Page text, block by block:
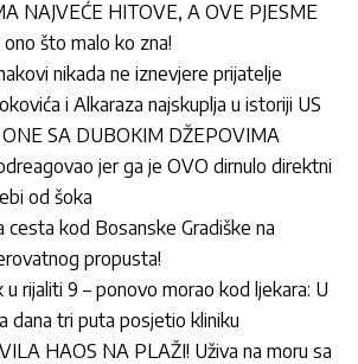
NAJVEĆE HITOVE, A OVE PJESME
što malo ko zna!
nikada ne iznevjere prijatelje
i Alkaraza najskuplja u istoriji US
SA DUBOKIM DŽEPOVIMA
jer ga je OVO dirnulo direktni
od šoka
cesta kod Bosanske Gradiške na
propusta!
u rijaliti 9 – ponovo morao kod ljekara: U
dana tri puta posjetio kliniku
HAOS NA PLAŽI! Uživa na moru sa